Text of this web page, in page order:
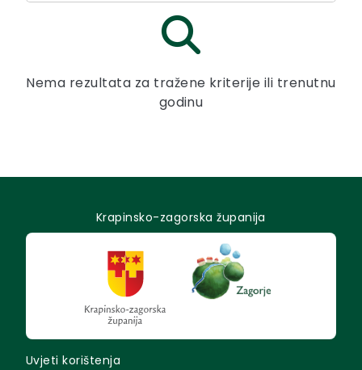
Nema rezultata za tražene kriterije ili trenutnu
godinu
Krapinsko-zagorska županija
Uvjeti korištenja